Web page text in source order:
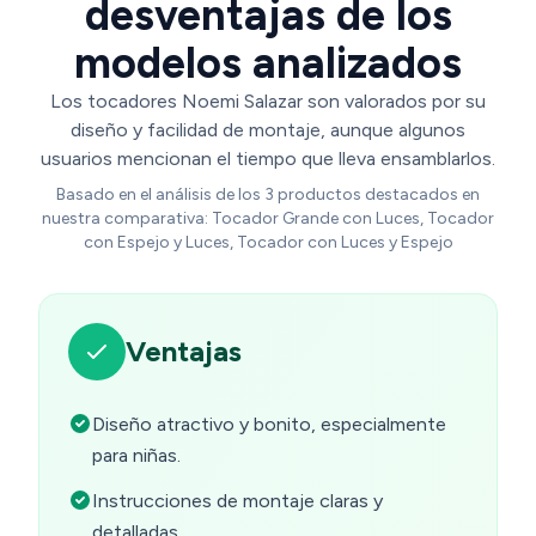
desventajas de los
modelos analizados
Los tocadores Noemi Salazar son valorados por su
diseño y facilidad de montaje, aunque algunos
usuarios mencionan el tiempo que lleva ensamblarlos.
Basado en el análisis de los 3 productos destacados en
nuestra comparativa: Tocador Grande con Luces, Tocador
con Espejo y Luces, Tocador con Luces y Espejo
Ventajas
Diseño atractivo y bonito, especialmente
para niñas.
Instrucciones de montaje claras y
detalladas.